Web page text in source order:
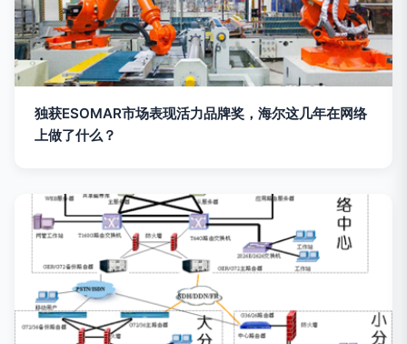
独获ESOMAR市场表现活力品牌奖，海尔这几年在网络
上做了什么？